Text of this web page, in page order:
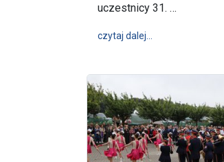
uczestnicy 31. …
czytaj dalej… wpis Służą